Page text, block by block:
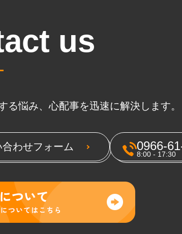
us
る悩み、心配事を迅速に解決します。
合わせフォーム 0966-
8:00 - 17:30